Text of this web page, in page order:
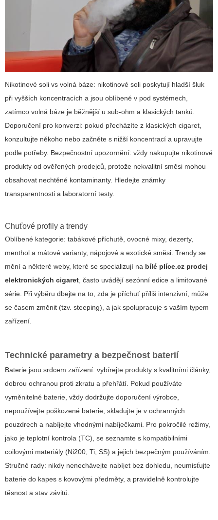
Nikotinové soli vs volná báze: nikotinové soli poskytují hladší šluk
při vyšších koncentracích a jsou oblíbené v pod systémech,
zatímco volná báze je běžnější u sub-ohm a klasických tanků.
Doporučení pro konverzi: pokud přecházíte z klasických cigaret,
konzultujte někoho nebo začněte s nižší koncentrací a upravujte
podle potřeby. Bezpečnostní upozornění: vždy nakupujte nikotinové
produkty od ověřených prodejců, protože nekvalitní směsi mohou
obsahovat nechtěné kontaminanty. Hledejte známky
transparentnosti a laboratorní testy.
Chuťové profily a trendy
Oblíbené kategorie: tabákové příchutě, ovocné mixy, dezerty,
menthol a mátové varianty, nápojové a exotické směsi. Trendy se
mění a některé weby, které se specializují na bílé plíce.cz prodej
elektronických cigaret , často uvádějí sezónní edice a limitované
série. Při výběru dbejte na to, zda je příchuť příliš intenzivní, může
se časem změnit (tzv. steeping), a jak spolupracuje s vaším typem
zařízení.
Technické parametry a bezpečnost baterií
Baterie jsou srdcem zařízení: vybírejte produkty s kvalitními články,
dobrou ochranou proti zkratu a přehřátí. Pokud používáte
vyměnitelné baterie, vždy dodržujte doporučení výrobce,
nepoužívejte poškozené baterie, skladujte je v ochranných
pouzdrech a nabíjejte vhodnými nabíječkami. Pro pokročilé režimy,
jako je teplotní kontrola (TC), se seznamte s kompatibilními
coilovými materiály (Ni200, Ti, SS) a jejich bezpečným používáním.
Stručné rady: nikdy nenechávejte nabíjet bez dohledu, neumisťujte
baterie do kapes s kovovými předměty, a pravidelně kontrolujte
těsnost a stav závitů.